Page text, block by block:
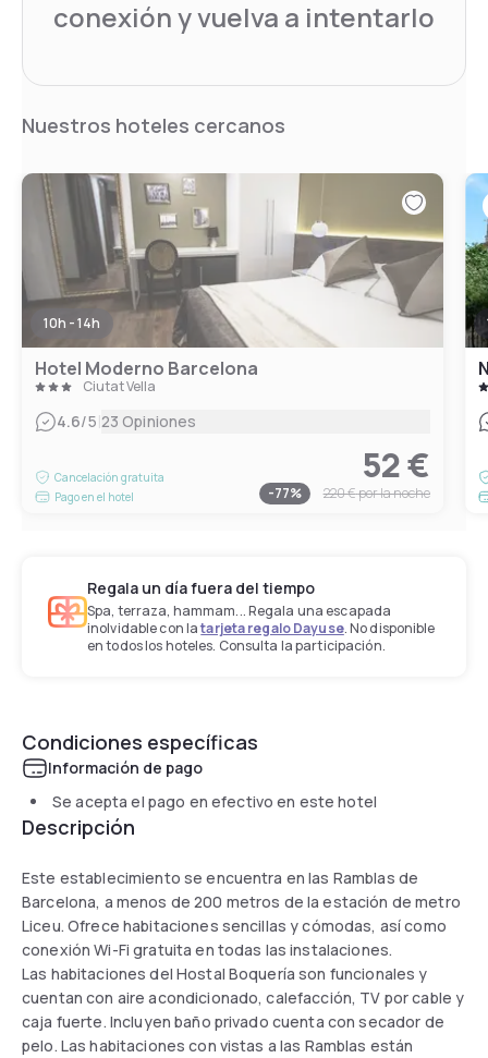
conexión y vuelva a intentarlo
Nuestros hoteles cercanos
10h - 14h
Hotel Moderno Barcelona
Ciutat Vella
4.6/5|23 Opiniones
Cancelación gratuita
Pago en el hotel
52 €
-77% 220 €por la noche
Regala un día fuera del tiempo
Spa, terraza, hammam... Regala una escapada
inolvidable con latarjeta regalo Dayuse. No disponible
en todos los hoteles. Consulta la participación.
Condiciones específicas
Información de pago
Se acepta el pago en efectivo en este hotel
Descripción
Este establecimiento se encuentra en las Ramblas de
Barcelona, a menos de 200 metros de la estación de metro
Liceu. Ofrece habitaciones sencillas y cómodas, así como
conexión Wi-Fi gratuita en todas las instalaciones.
Las habitaciones del Hostal Boquería son funcionales y
cuentan con aire acondicionado, calefacción, TV por cable y
caja fuerte. Incluyen baño privado cuenta con secador de
pelo. Las habitaciones con vistas a las Ramblas están